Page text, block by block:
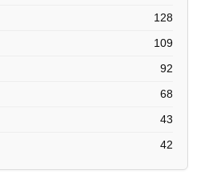
128
109
92
68
43
42